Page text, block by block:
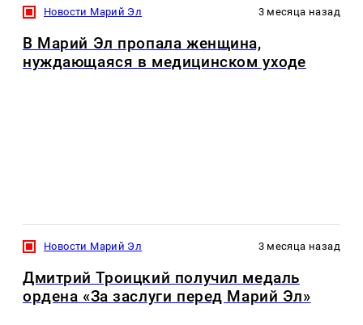
Новости Марий Эл 3 месяца назад
В Марий Эл пропала женщина,
нуждающаяся в медицинском уходе
Новости Марий Эл 3 месяца назад
Дмитрий Троицкий получил медаль
ордена «За заслуги перед Марий Эл»